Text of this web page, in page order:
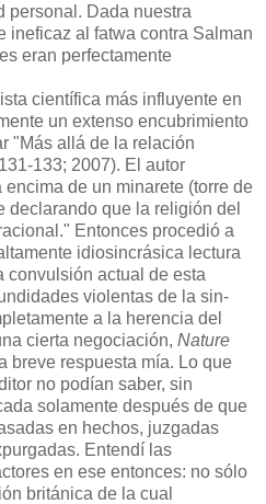
personal. Dada nuestra
ineficaz al fatwa contra Salman
eran perfectamente
científica más influyente en
un extenso encubrimiento
"Más allá de la relación
133; 2007). El autor
de un minarete (torre de
declarando que la religión del
Entonces procedió a
idiosincrásica lectura
convulsión actual de esta
violentas de la sin-
a la herencia del
cierta negociación, Nature
breve respuesta mía. Lo que
no podían saber, sin
solamente después de que
en hechos, juzgadas
Entendí las
en ese entonces: no sólo
británica de la cual